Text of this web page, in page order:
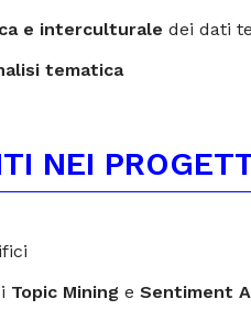
e interculturale dei dati
tematica
NEI
Topic Mining eSentiment